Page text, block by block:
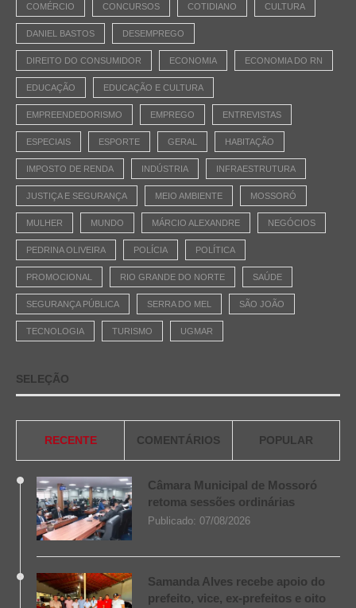
COMÉRCIO CONCURSOS COTIDIANO CULTURA
DANIEL BASTOS DESEMPREGO
DIREITO DO CONSUMIDOR ECONOMIA ECONOMIA DO RN
EDUCAÇÃO EDUCAÇÃO E CULTURA
EMPREENDEDORISMO EMPREGO ENTREVISTAS
ESPECIAIS ESPORTE GERAL HABITAÇÃO
IMPOSTO DE RENDA INDÚSTRIA INFRAESTRUTURA
JUSTIÇA E SEGURANÇA MEIO AMBIENTE MOSSORÓ
MULHER MUNDO MÁRCIO ALEXANDRE NEGÓCIOS
PEDRINA OLIVEIRA POLÍCIA POLÍTICA
PROMOCIONAL RIO GRANDE DO NORTE SAÚDE
SEGURANÇA PÚBLICA SERRA DO MEL SÃO JOÃO
TECNOLOGIA TURISMO UGMAR
SELEÇÃO
RECENTE COMENTÁRIOS POPULAR
Câmara Municipal de Mossoró
retoma sessões ordinárias
Publicado: 07/08/2026
Samanda Alves recebe apoio do
prefeito, vice, ex-prefeitos e oito